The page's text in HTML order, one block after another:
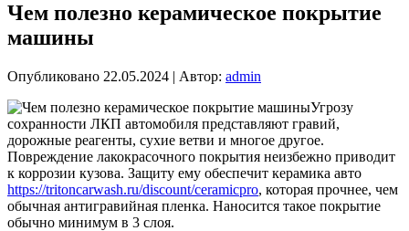
Чем полезно керамическое покрытие
машины
Опубликовано 22.05.2024 | Автор: admin
Угрозу
сохранности ЛКП автомобиля представляют гравий,
дорожные реагенты, сухие ветви и многое другое.
Повреждение лакокрасочного покрытия неизбежно приводит
к коррозии кузова. Защиту ему обеспечит керамика авто
https://tritoncarwash.ru/discount/ceramicpro, которая прочнее, чем
обычная антигравийная пленка. Наносится такое покрытие
обычно минимум в 3 слоя.